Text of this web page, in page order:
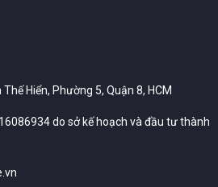
Hiển, Phường 5, Quận 8, HCM
do sở kế hoạch và đầu tư thành